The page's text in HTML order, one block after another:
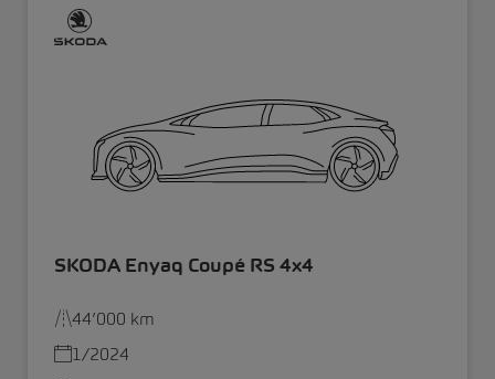
SKODA Enyaq Coupé RS 4x4
44’000 km
1/2024